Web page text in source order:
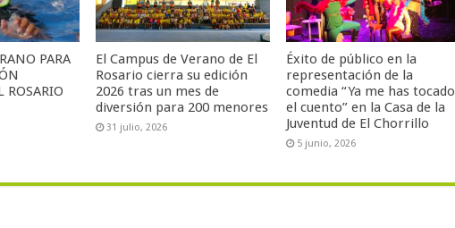
PARA
ROSARIO
El Campus de Verano de El
Rosario cierra su edición
2026 tras un mes de
diversión para 200 menores
31 julio, 2026
Éxito de público en la
representación de la
comedia “Ya me has tocado
el cuento” en la Casa de la
Juventud de El Chorrillo
5 junio, 2026